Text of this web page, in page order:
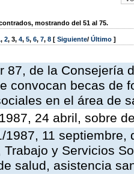
mostrando del 51 al 75.
, 2, 3, 4, 5, 6, 7, 8 [ Siguiente/ Último ]
87, de la Consejería
convocan becas de
en el área de
24 abril, sobre
1987, 11
Trabajo y Servicios
salud, asistencia